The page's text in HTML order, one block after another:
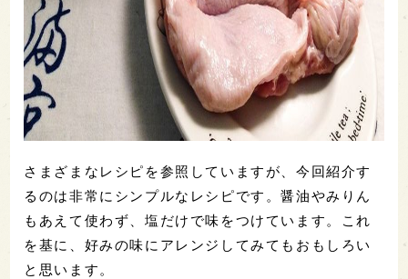
さまざまなレシピを参照していますが、今回紹介す
るのは非常にシンプルなレシピです。醤油やみりん
もあえて使わず、塩だけで味をつけています。これ
を基に、好みの味にアレンジしてみてもおもしろい
と思います。